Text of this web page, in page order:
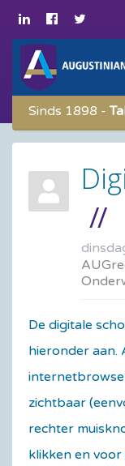
Sinds 1898 -
De digitale
hieronder aan.
zichtbaar
rechter
klikken en